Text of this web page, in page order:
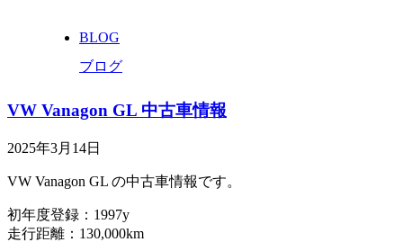
BLOG
ブログ
VW Vanagon GL 中古車情報
2025年3月14日
VW Vanagon GL の中古車情報です。
初年度登録：1997y
走行距離：130,000km